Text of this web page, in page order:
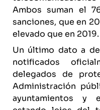
Ambos suman el
sanciones, que en
elevado que en 2019.
Un último dato a
notificados
delegados de
Administración
ayuntamientos y